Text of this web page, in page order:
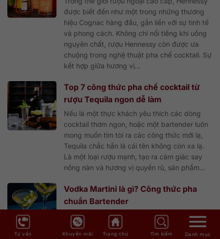
được biết đến như một trong những thương
hiệu Cognac hàng đầu, gắn liền với sự tinh tế
và phong cách. Không chỉ nổi tiếng khi uống
nguyên chất, rượu Hennessy còn được ưa
chuộng trong nghệ thuật pha chế cocktail. Sự
kết hợp giữa hương vị...
Top 7 công thức pha chế cocktail từ
rượu Tequila ngon dễ làm
Nếu là một thực khách yêu thích các dòng
cocktail thơm ngon, hoặc một bartender luôn
mong muốn tìm tòi ra các công thức mới lạ,
Tequila chắc hẳn là cái tên không còn xa lạ.
Là một loại rượu mạnh, tạo ra cảm giác say
nồng nàn và hương vị quyến rũ, sản phẩm...
Vodka Martini là gì? Công thức pha
chuẩn Bartender
Vodka Martini là một trong những cocktail tối
giản nhất, chỉ gồm vài thành phần quen
thuộc: Vodka, Dry Vermouth, đá và garnish.
Tư vấn Khuyến mãi Trang chủ Tìm kiếm Danh mục